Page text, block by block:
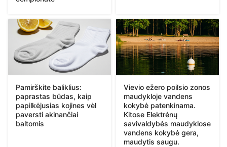
Pamirškite baliklius:
paprastas būdas, kaip
papilkėjusias kojines vėl
paversti akinančiai
baltomis
Vievio ežero poilsio zonos
maudykloje vandens
kokybė patenkinama.
Kitose Elektrėnų
savivaldybės maudyklose
vandens kokybė gera,
maudytis saugu.